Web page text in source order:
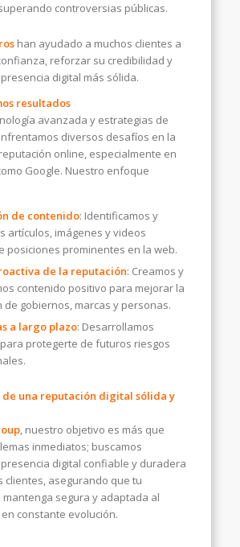
controversias públicas.
han ayudado a muchos clientes a
reforzar su credibilidad y
digital más sólida.
resultados
avanzada y estrategias de
diversos desafíos en la
online, especialmente en
Google. Nuestro enfoque
de contenido: Identificamos y
artículos, imágenes y videos
posiciones prominentes en la web.
de la reputación: Creamos y
contenido positivo para mejorar la
de gobiernos, marcas y personas.
a largo plazo: Desarrollamos
protegerte de futuros riesgos
de una reputación digital sólida y
, nuestro objetivo es más que
inmediatos; buscamos
digital confiable y duradera
clientes, asegurando que tu
segura y adaptada al
constante evolución.